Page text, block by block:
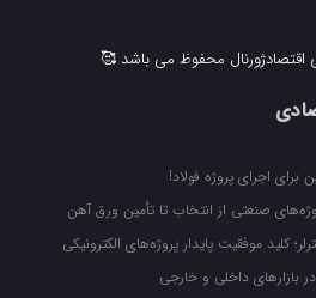
محفوظ می باشد 🥰
اجرای پروژه فولاد!
صنعتی از انتخاب تا تأمین ورق آهن
کلید موفقیت پایدار پروژه‌های الکترونیکی
داخلی و خارجی